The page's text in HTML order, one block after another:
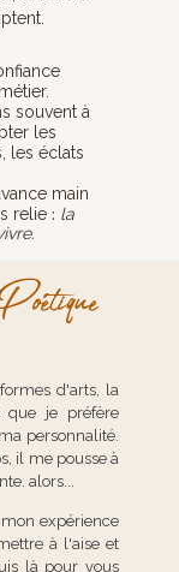
souvent à
les
les éclats
main
relie : la
d'arts, la
que je préfère
personnalité.
il me pousse à
alors...
expérience
à l'aise et
là pour vous